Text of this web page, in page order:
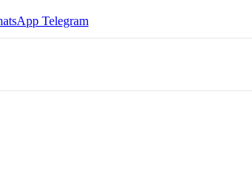
Telegram